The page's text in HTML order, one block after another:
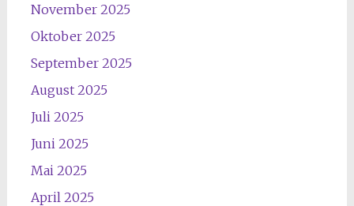
November 2025
Oktober 2025
September 2025
August 2025
Juli 2025
Juni 2025
Mai 2025
April 2025